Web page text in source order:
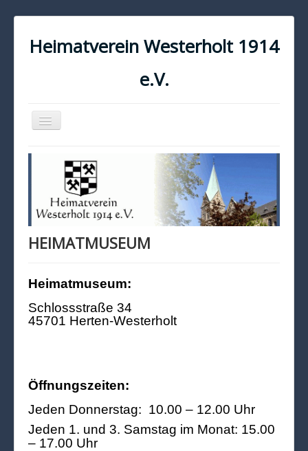
Heimatverein Westerholt 1914
e.V.
Navigation
an/aus
KONTAKT
IMPRESSUM
DATENSCHUTZ
HEIMATMUSEUM
Heimatmuseum:
Schlossstraße 34
45701 Herten-Westerholt
Öffnungszeiten:
Jeden Donnerstag: 10.00 – 12.00 Uhr
Jeden 1. und 3. Samstag im Monat: 15.00
– 17.00 Uhr